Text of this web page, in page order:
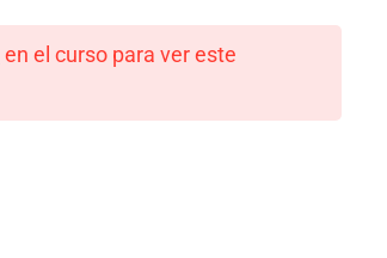
en el curso para ver este